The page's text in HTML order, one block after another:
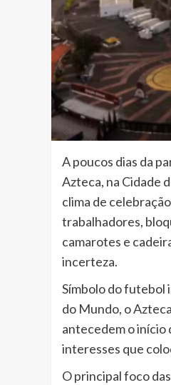
A poucos dias da
Azteca, na Cidade
clima de
trabalhadores,
camarotes e
incerteza.
Símbolo do futebol
do Mundo, o
antecedem o início
interesses que
O principal foco